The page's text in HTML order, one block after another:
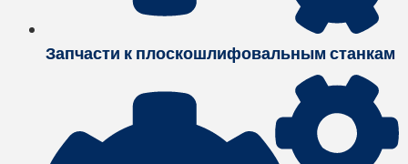
Запчасти к плоскошлифовальным станкам